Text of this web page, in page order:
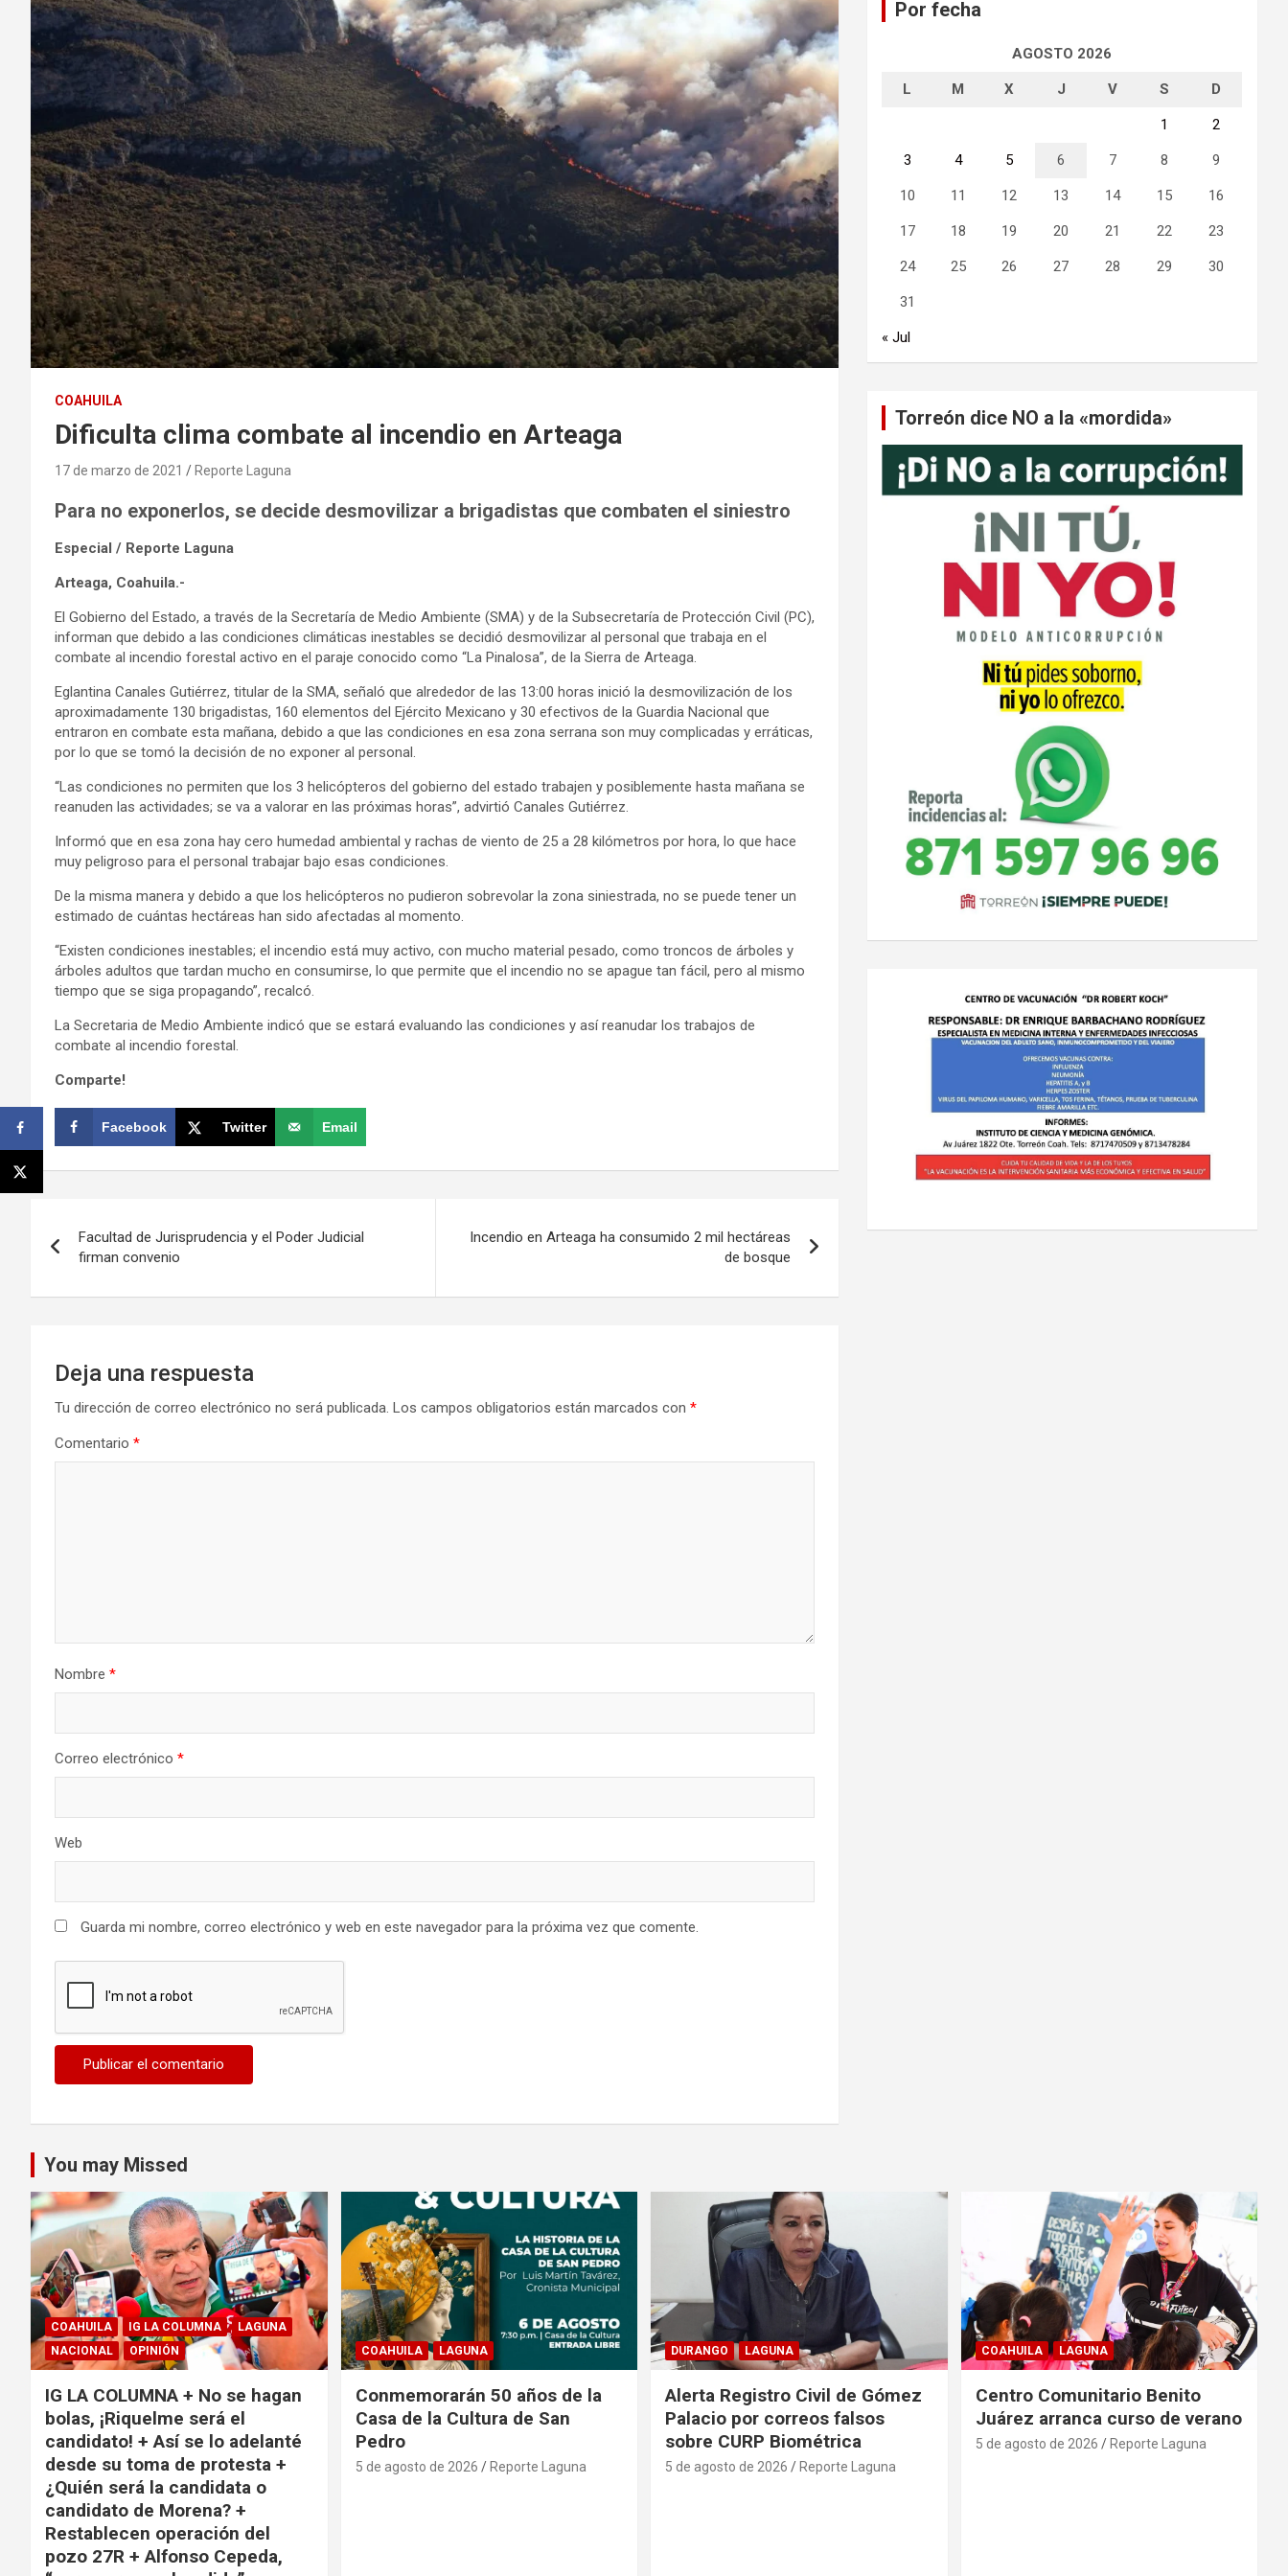
COAHUILA
Dificulta clima combate al incendio en Arteaga
17 de marzo de 2021 Reporte Laguna
Para no exponerlos, se decide desmovilizar a brigadistas que combaten el siniestro
Especial / Reporte Laguna
Arteaga, Coahuila.-
El Gobierno del Estado, a través de la Secretaría de Medio Ambiente (SMA) y de la Subsecretaría de Protección Civil (PC),
informan que debido a las condiciones climáticas inestables se decidió desmovilizar al personal que trabaja en el
combate al incendio forestal activo en el paraje conocido como “La Pinalosa”, de la Sierra de Arteaga.
Eglantina Canales Gutiérrez, titular de la SMA, señaló que alrededor de las 13:00 horas inició la desmovilización de los
aproximadamente 130 brigadistas, 160 elementos del Ejército Mexicano y 30 efectivos de la Guardia Nacional que
entraron en combate esta mañana, debido a que las condiciones en esa zona serrana son muy complicadas y erráticas,
por lo que se tomó la decisión de no exponer al personal.
“Las condiciones no permiten que los 3 helicópteros del gobierno del estado trabajen y posiblemente hasta mañana se
reanuden las actividades; se va a valorar en las próximas horas”, advirtió Canales Gutiérrez.
Informó que en esa zona hay cero humedad ambiental y rachas de viento de 25 a 28 kilómetros por hora, lo que hace
muy peligroso para el personal trabajar bajo esas condiciones.
De la misma manera y debido a que los helicópteros no pudieron sobrevolar la zona siniestrada, no se puede tener un
estimado de cuántas hectáreas han sido afectadas al momento.
“Existen condiciones inestables; el incendio está muy activo, con mucho material pesado, como troncos de árboles y
árboles adultos que tardan mucho en consumirse, lo que permite que el incendio no se apague tan fácil, pero al mismo
tiempo que se siga propagando”, recalcó.
La Secretaria de Medio Ambiente indicó que se estará evaluando las condiciones y así reanudar los trabajos de
combate al incendio forestal.
Comparte!
Facebook Twitter Email
de
entradas
Facultad de Jurisprudencia y el Poder Judicial
firman convenio
Incendio en Arteaga ha consumido 2 mil hectáreas
de bosque
Deja una respuesta
Tu dirección de correo electrónico no será publicada. Los campos obligatorios están marcados con *
Comentario *
Nombre *
Correo electrónico *
Web
Guarda mi nombre, correo electrónico y web en este navegador para la próxima vez que comente.
Por fecha
AGOSTO 2026
L M X J V S D
1 2
3 4 5 6 7 8 9
10 11 12 13 14 15 16
17 18 19 20 21 22 23
24 25 26 27 28 29 30
31
« Jul
Torreón dice NO a la «mordida»
You may Missed
COAHUILA IG LA COLUMNA
LAGUNA
NACIONAL
OPINIÓN
IG LA COLUMNA + No se hagan
bolas, ¡Riquelme será el
candidato! + Así se lo adelanté
desde su toma de protesta +
¿Quién será la candidata o
candidato de Morena? +
Restablecen operación del
pozo 27R + Alfonso Cepeda,
COAHUILA LAGUNA
Conmemorarán 50 años de la
Casa de la Cultura de San
Pedro
5 de agosto de 2026 Reporte Laguna
DURANGO LAGUNA
Alerta Registro Civil de Gómez
Palacio por correos falsos
sobre CURP Biométrica
5 de agosto de 2026 Reporte Laguna
COAHUILA LAGUNA
Centro Comunitario Benito
Juárez arranca curso de verano
5 de agosto de 2026 Reporte Laguna